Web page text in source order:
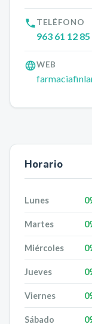
TELÉFONO
963 61 12 85
WEB
Horario
Lunes
Martes
Miércoles
Jueves
Viernes
Sábado